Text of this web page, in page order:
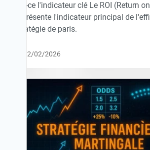
est-ce l'indicateur clé Le ROI (Return
représente l'indicateur principal de
stratégie de paris.
12/02/2026